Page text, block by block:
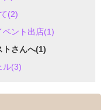
(2)
ベント出店(1)
トさんへ(1)
ル(3)